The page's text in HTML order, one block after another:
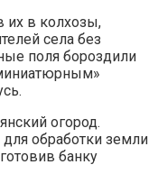
их в колхозы,
села без
поля бороздили
огород.
обработки земли
банку